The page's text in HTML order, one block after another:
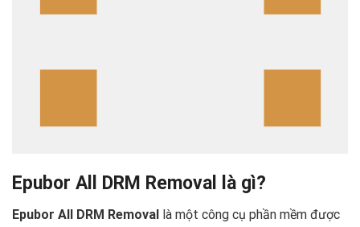
Epubor All DRM Removal là gì?
Epubor All DRM Removal là một công cụ phần mềm được